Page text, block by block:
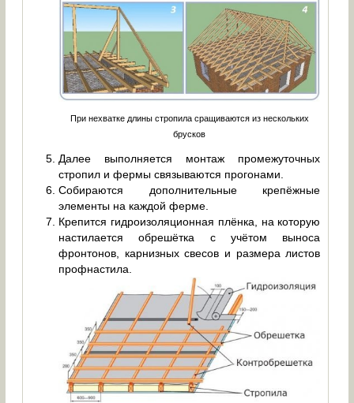
При нехватке длины стропила сращиваются из нескольких
брусков
Далее выполняется монтаж промежуточных
стропил и фермы связываются прогонами.
Собираются дополнительные крепёжные
элементы на каждой ферме.
Крепится гидроизоляционная плёнка, на которую
настилается обрешётка с учётом выноса
фронтонов, карнизных свесов и размера листов
профнастила.